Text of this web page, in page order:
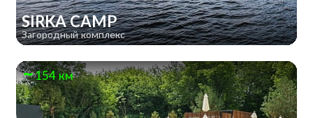
SIRKA CAMP
Загородный комплекс
154 км